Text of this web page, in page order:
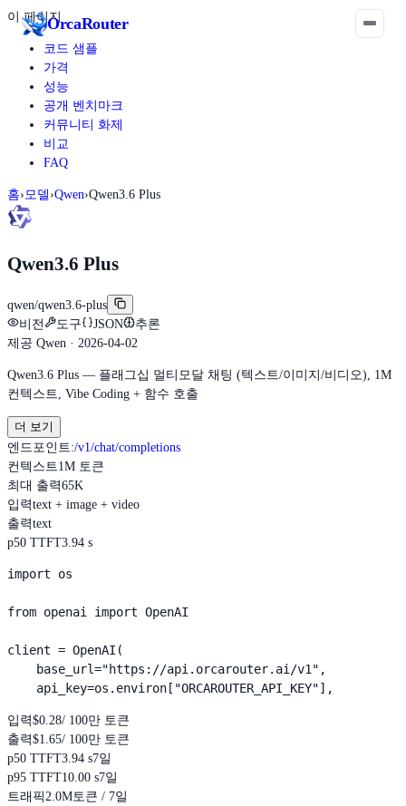
OrcaRouter
이 페이지
코드 샘플
가격
성능
공개 벤치마크
커뮤니티 화제
비교
FAQ
홈›모델 ›Qwen›Qwen3.6 Plus
Qwen3.6 Plus
qwen/qwen3.6-plus
비전
도구 JSON
추론
제공 Qwen · 2026-04-02
Qwen3.6 Plus — 플래그십 멀티모달 채팅 (텍스트/이미지/비디오), 1M
컨텍스트, Vibe Coding + 함수 호출
더 보기
엔드포인트 :/v1/chat/completions
컨텍스트 1M 토큰
최대 출력65K
입력text + image + video
출력text
p50 TTFT3.94 s
import os
from openai import OpenAI
client = OpenAI(
    base_url="https://api.orcarouter.ai/v1",
    api_key=os.environ["ORCAROUTER_API_KEY"],
입력$0.28/ 100만 토큰
출력$1.65/ 100만 토큰
p50 TTFT3.94 s7일
p95 TTFT10.00 s7일
트래픽 2.0M토큰 / 7일